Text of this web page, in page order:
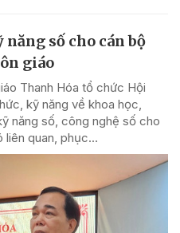
số cho cán bộ
giáo
Thanh Hóa tổ chức Hội
kỹ năng về khoa học,
năng số, công nghệ số cho
quan, phục...